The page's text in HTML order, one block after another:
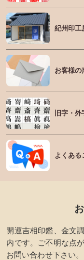
紀州印工
お客様の
旧字・
よくある
開運吉相印鑑、金文
内です。ご不明な点
お問い合わせ下さい。